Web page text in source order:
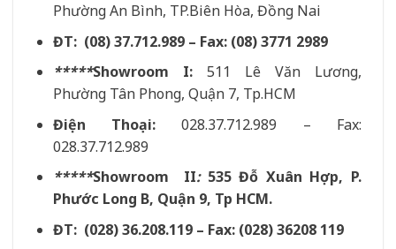
Phường An Bình, TP.Biên Hòa, Đồng Nai
ĐT: (08) 37.712.989 – Fax: (08) 3771 2989
*****Showroom I:511 Lê Văn Lương,
Phường Tân Phong, Quận 7, Tp.HCM
Điện Thoại: 028.37.712.989 – Fax:
028.37.712.989
*****Showroom II:535 Đỗ Xuân Hợp, P.
Phước Long B, Quận 9, Tp HCM.
ĐT: (028) 36.208.119 – Fax: (028) 36208 119